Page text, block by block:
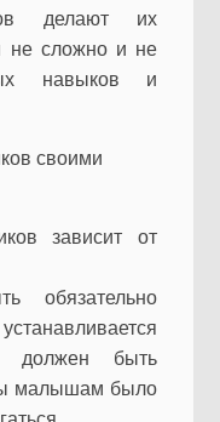
делают их
не сложно и не
навыков и
своими
зависит от
обязательно
должен быть
малышам было